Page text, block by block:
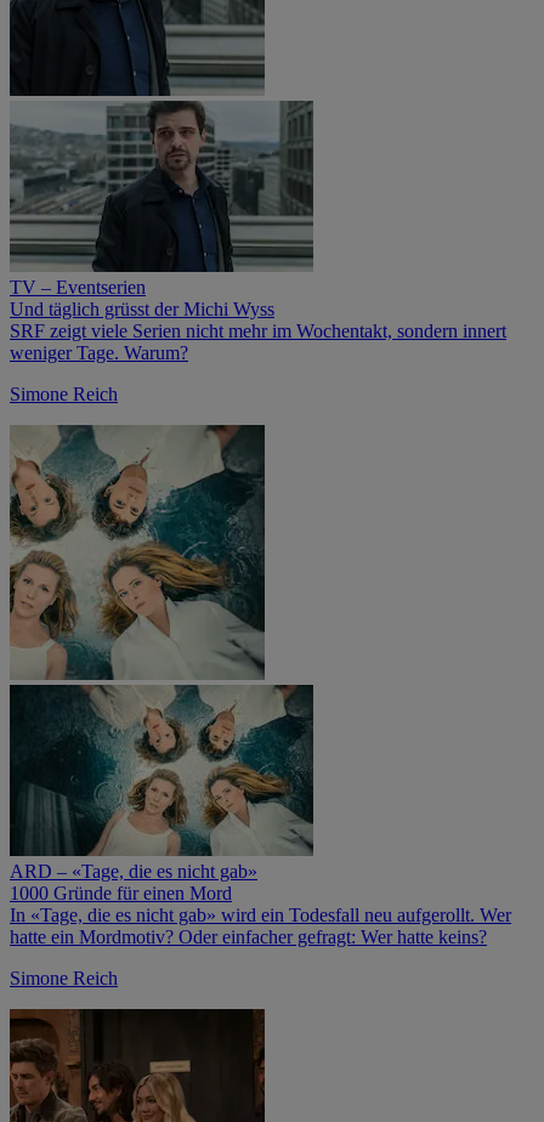
TV – Eventserien
Und täglich grüsst der Michi Wyss
SRF zeigt viele Serien nicht mehr im Wochentakt, sondern innert
weniger Tage. Warum?
Simone Reich
ARD – «Tage, die es nicht gab»
1000 Gründe für einen Mord
In «Tage, die es nicht gab» wird ein Todesfall neu aufgerollt. Wer
hatte ein Mordmotiv? Oder einfacher gefragt: Wer hatte keins?
Simone Reich